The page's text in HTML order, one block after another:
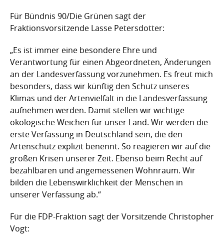
Für Bündnis 90/Die Grünen sagt der
Fraktionsvorsitzende Lasse Petersdotter:
„Es ist immer eine besondere Ehre und
Verantwortung für einen Abgeordneten, Änderungen
an der Landesverfassung vorzunehmen. Es freut mich
besonders, dass wir künftig den Schutz unseres
Klimas und der Artenvielfalt in die Landesverfassung
aufnehmen werden. Damit stellen wir wichtige
ökologische Weichen für unser Land. Wir werden die
erste Verfassung in Deutschland sein, die den
Artenschutz explizit benennt. So reagieren wir auf die
großen Krisen unserer Zeit. Ebenso beim Recht auf
bezahlbaren und angemessenen Wohnraum. Wir
bilden die Lebenswirklichkeit der Menschen in
unserer Verfassung ab.“
Für die FDP-Fraktion sagt der Vorsitzende Christopher
Vogt: